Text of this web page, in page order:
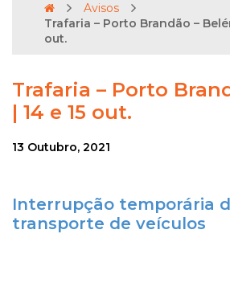
Avisos
Trafaria – Porto Brandão –
out.
Trafaria – Porto
| 14 e 15 out.
13 Outubro, 2021
Interrupção temporária
transporte de veículos